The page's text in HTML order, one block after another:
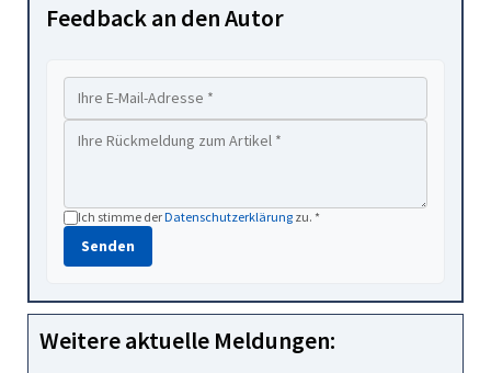
Feedback an den Autor
Ich stimme derDatenschutzerklärung zu. *
Senden
Weitere aktuelle Meldungen: